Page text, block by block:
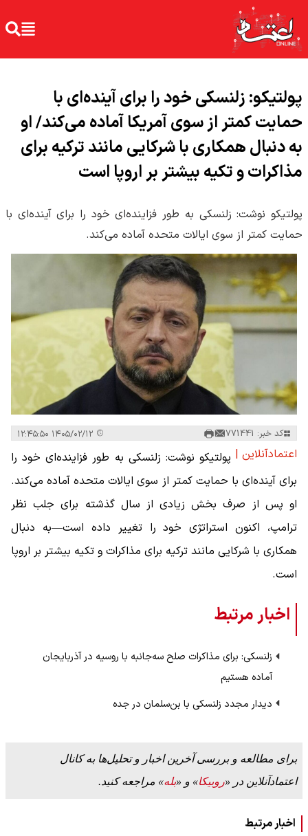
پولتیکو: زلنسکی خود را برای آینده‌ای با
حمایت کمتر از سوی آمریکا آماده می‌کند/ او
به دنبال همکاری با شرکایی مانند ترکیه برای
مذاکرات و تکیه بیشتر بر اروپا است
پولتیکو نوشت: زلنسکی به طور فزاینده‌ای خود را برای آینده‌ای با
حمایت کمتر از سوی ایالات متحده آماده می‌کند.
کد خبر: 771441
اعتمادآنلاین | پولتیکو نوشت: زلنسکی به طور فزاینده‌ای خود را
برای آینده‌ای با حمایت کمتر از سوی ایالات متحده آماده می‌کند.
او پس از صرف بخش زیادی از سال گذشته برای جلب نظر
ترامپ، اکنون استراتژی خود را تغییر داده است—به دنبال
همکاری با شرکایی مانند ترکیه برای مذاکرات و تکیه بیشتر بر اروپا
است.
اخبار مرتبط
زلنسکی: برای مذاکرات صلح سه‌جانبه با روسیه در آذربایجان
آماده هستیم
دیدار مجدد زلنسکی با بن‌سلمان در جده
برای مطالعه و بررسی آخرین اخبار و تحلیل‌ها به کانال
اعتمادآنلاین در «روبیکا» و «بله» مراجعه کنید.
اخبار مرتبط